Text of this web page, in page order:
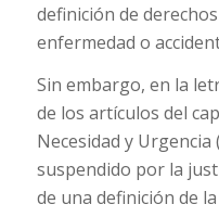
definición de
enfermedad o
Sin embargo, en la
de los artículos del
Necesidad y
suspendido por la
de una definición de